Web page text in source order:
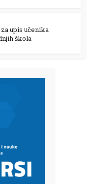
upis učenika
škola